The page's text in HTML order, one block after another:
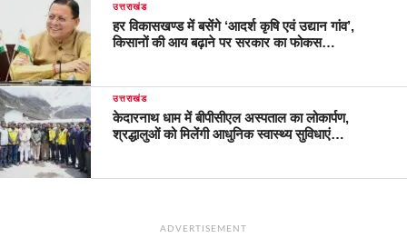
उत्तराखंड
हर विकासखण्ड में बसेंगे ‘आदर्श कृषि एवं उद्यान गांव’,
किसानों की आय बढ़ाने पर सरकार का फोकस…
उत्तराखंड
केदारनाथ धाम में बीपीसीएल अस्पताल का लोकार्पण,
श्रद्धालुओं को मिलेंगी आधुनिक स्वास्थ्य सुविधाएं…
ADVERTISEMENT